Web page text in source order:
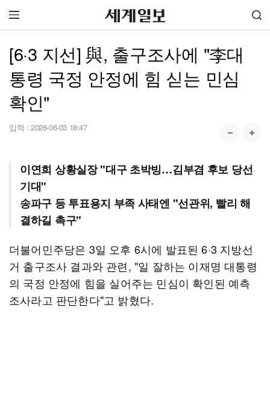
[6·3 지선] 與, 출구조사에 "李대
통령 국정 안정에 힘 싣는 민심
확인"
입력 : 2026-06-03 18:47
이연희 상황실장 "대구 초박빙…김부겸 후보 당선
기대"
송파구 등 투표용지 부족 사태엔 "선관위, 빨리 해
결하길 촉구"
더불어민주당은 3일 오후 6시에 발표된 6·3 지방선
거 출구조사 결과와 관련, "일 잘하는 이재명 대통령
의 국정 안정에 힘을 실어주는 민심이 확인된 예측
조사라고 판단한다"고 밝혔다.